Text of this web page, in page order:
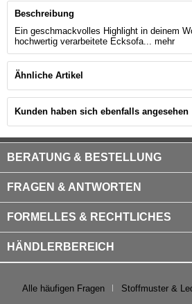
Beschreibung
Ein geschmackvolles Highlight in deinem
hochwertig verarbeitete Ecksofa... mehr
Ähnliche Artikel
Kunden haben sich ebenfalls angesehen
BERATUNG & BESTELLUNG
FRAGEN & ANTWORTEN
FORMELLES & RECHTLICHES
HÄNDLERBEREICH
Alle häufigen Fragen Stoffmuster &